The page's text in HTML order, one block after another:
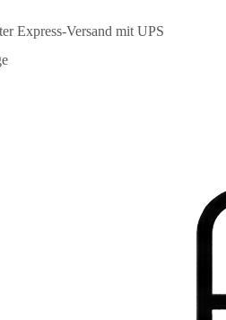
Express-Versand mit UPS